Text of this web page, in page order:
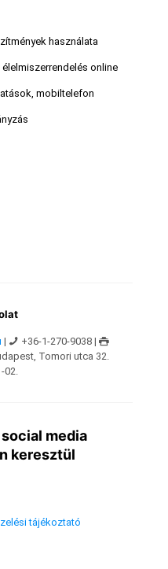
használata
online
mobiltelefon
|
+36-1-270-9038 |
Tomori utca 32.
02.
media
keresztül
tájékoztató